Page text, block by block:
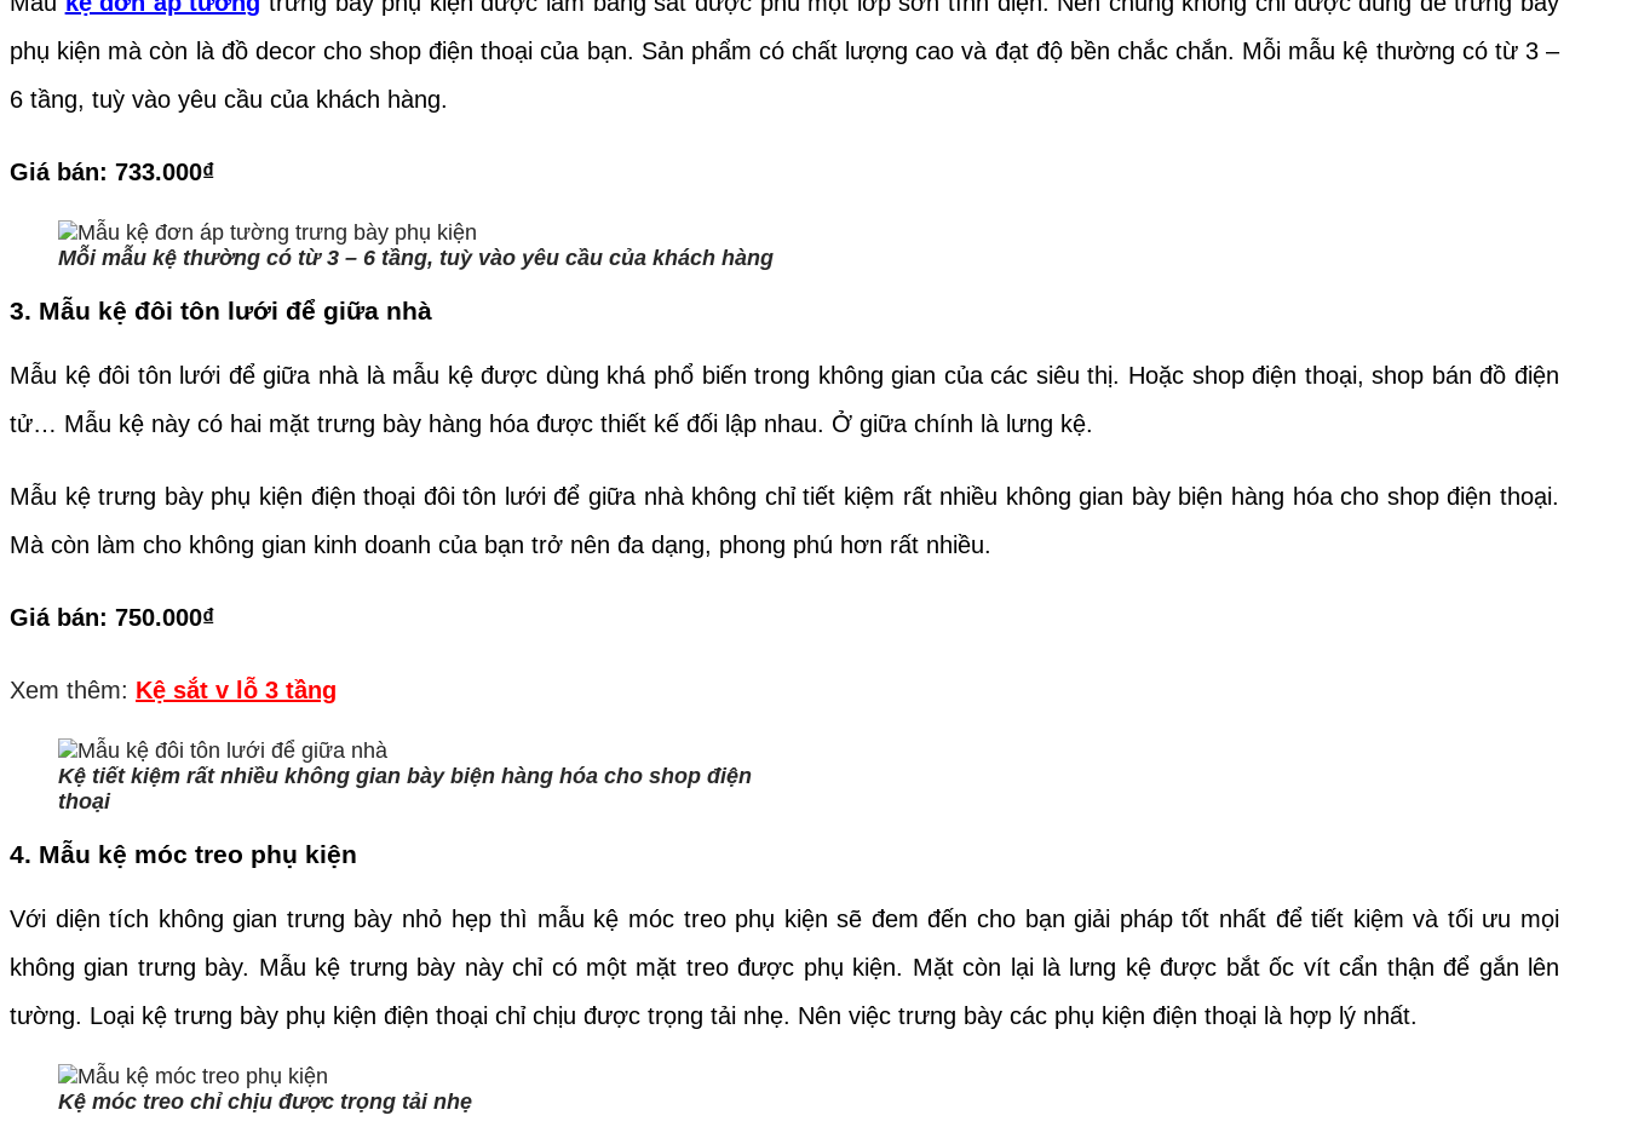
phụ kiện mà còn là đồ decor cho shop điện thoại của bạn. Sản phẩm có chất lượng cao và đạt độ bền chắc chắn. Mỗi mẫu kệ thường có từ 3 –
6 tầng, tuỳ vào yêu cầu của khách hàng.
Giá bán: 733.000₫
Mỗi mẫu kệ thường có từ 3 – 6 tầng, tuỳ vào yêu cầu của khách hàng
3. Mẫu kệ đôi tôn lưới để giữa nhà
Mẫu kệ đôi tôn lưới để giữa nhà là mẫu kệ được dùng khá phổ biến trong không gian của các siêu thị. Hoặc shop điện thoại, shop bán đồ điện
tử… Mẫu kệ này có hai mặt trưng bày hàng hóa được thiết kế đối lập nhau. Ở giữa chính là lưng kệ.
Mẫu kệ trưng bày phụ kiện điện thoại đôi tôn lưới để giữa nhà không chỉ tiết kiệm rất nhiều không gian bày biện hàng hóa cho shop điện thoại.
Mà còn làm cho không gian kinh doanh của bạn trở nên đa dạng, phong phú hơn rất nhiều.
Giá bán: 750.000₫
Xem thêm: Kệ sắt v lỗ 3 tầng
Kệ tiết kiệm rất nhiều không gian bày biện hàng hóa cho shop điện
thoại
4. Mẫu kệ móc treo phụ kiện
Với diện tích không gian trưng bày nhỏ hẹp thì mẫu kệ móc treo phụ kiện sẽ đem đến cho bạn giải pháp tốt nhất để tiết kiệm và tối ưu mọi
không gian trưng bày. Mẫu kệ trưng bày này chỉ có một mặt treo được phụ kiện. Mặt còn lại là lưng kệ được bắt ốc vít cẩn thận để gắn lên
tường. Loại kệ trưng bày phụ kiện điện thoại chỉ chịu được trọng tải nhẹ. Nên việc trưng bày các phụ kiện điện thoại là hợp lý nhất.
Kệ móc treo chỉ chịu được trọng tải nhẹ